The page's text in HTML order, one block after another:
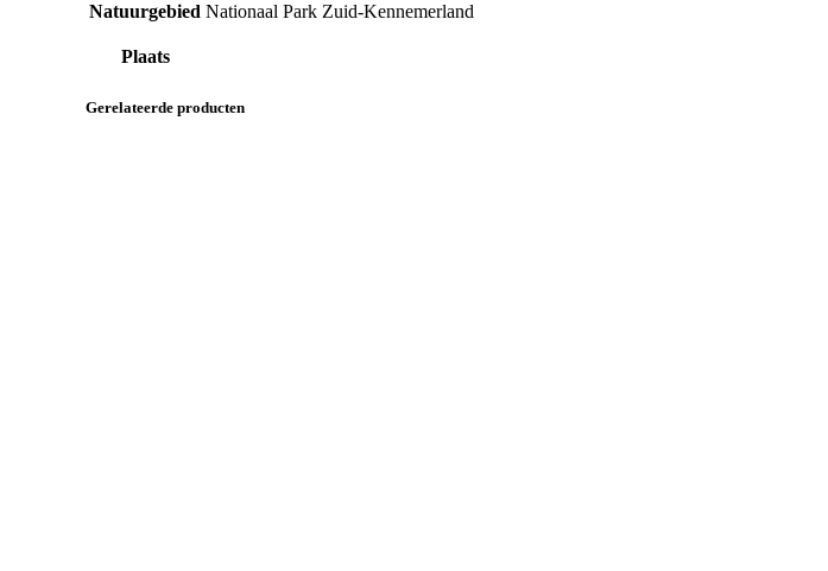
Natuurgebied Nationaal Park Zuid-Kennemerland
Plaats
Gerelateerde producten